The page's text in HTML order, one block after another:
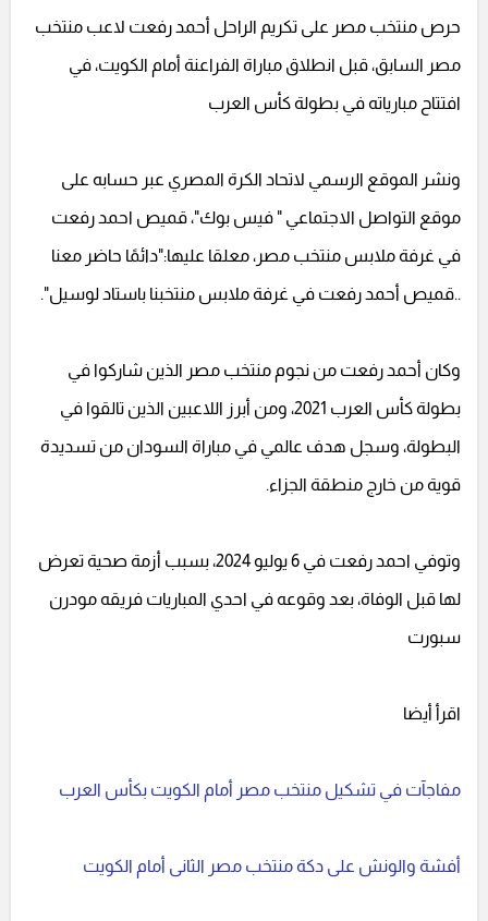
حرص منتخب مصر على تكريم الراحل أحمد رفعت لاعب منتخب
مصر السابق، قبل انطلاق مباراة الفراعنة أمام الكويت، في
افتتاح مبارياته في بطولة كأس العرب
ونشر الموقع الرسمي لاتحاد الكرة المصري عبر حسابه على
موقع التواصل الاجتماعي " فيس بوك"، قميص احمد رفعت
في غرفة ملابس منتخب مصر، معلقا عليها:"دائمًا حاضر معنا
..قميص أحمد رفعت في غرفة ملابس منتخبنا باستاد لوسيل".
وكان أحمد رفعت من نجوم منتخب مصر الذين شاركوا في
بطولة كأس العرب 2021، ومن أبرز اللاعبين الذين تالقوا في
البطولة، وسجل هدف عالمي في مباراة السودان من تسديدة
قوية من خارج منطقة الجزاء.
وتوفي احمد رفعت في 6 يوليو 2024، بسبب أزمة صحية تعرض
لها قبل الوفاة، بعد وقوعه في احدي المباريات فريقه مودرن
سبورت
اقرأ أيضا
مفاجآت في تشكيل منتخب مصر أمام الكويت بكأس العرب
أفشة والونش على دكة منتخب مصر الثانى أمام الكويت